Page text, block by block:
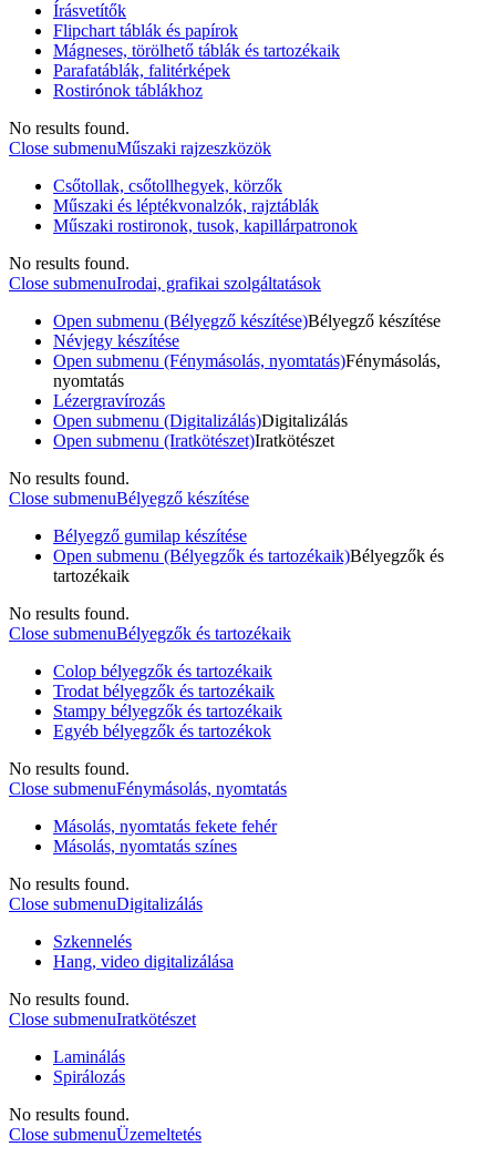
Írásvetítők
Flipchart táblák és papírok
Mágneses, törölhető táblák és tartozékaik
Parafatáblák, falitérképek
Rostirónok táblákhoz
No results found.
Close submenuMűszaki rajzeszközök
Csőtollak, csőtollhegyek, körzők
Műszaki és léptékvonalzók, rajztáblák
Műszaki rostironok, tusok, kapillárpatronok
No results found.
Close submenuIrodai, grafikai szolgáltatások
Open submenu (Bélyegző készítése)Bélyegző készítése
Névjegy készítése
Open submenu (Fénymásolás, nyomtatás)Fénymásolás,
nyomtatás
Lézergravírozás
Open submenu (Digitalizálás)Digitalizálás
Open submenu (Iratkötészet)Iratkötészet
No results found.
Close submenuBélyegző készítése
Bélyegző gumilap készítése
Open submenu (Bélyegzők és tartozékaik)Bélyegzők és
tartozékaik
No results found.
Close submenuBélyegzők és tartozékaik
Colop bélyegzők és tartozékaik
Trodat bélyegzők és tartozékaik
Stampy bélyegzők és tartozékaik
Egyéb bélyegzők és tartozékok
No results found.
Close submenuFénymásolás, nyomtatás
Másolás, nyomtatás fekete fehér
Másolás, nyomtatás színes
No results found.
Close submenuDigitalizálás
Szkennelés
Hang, video digitalizálása
No results found.
Close submenuIratkötészet
Laminálás
Spirálozás
No results found.
Close submenuÜzemeltetés